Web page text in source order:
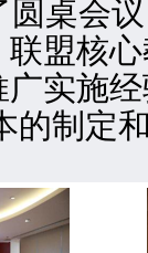
桌会
盟核
实施
的制定